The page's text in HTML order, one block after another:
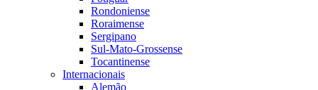
Rondoniense
Roraimense
Sergipano
Sul-Mato-Grossense
Tocantinense
Internacionais
Alemão